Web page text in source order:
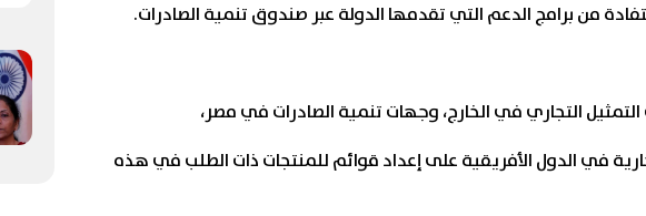
من برامج الدعم التي تقدمها الدولة عبر صندوق تنمية الصادرات.
التجاري في الخارج، وجهات تنمية الصادرات في مصر،
في الدول الأفريقية على إعداد قوائم للمنتجات ذات الطلب في هذه